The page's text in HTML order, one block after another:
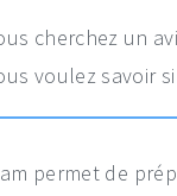
cherchez un
voulez savoir
permet de